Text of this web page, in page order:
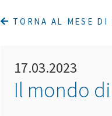
TORNA AL MESE DI
17.03.2023
Il mondo